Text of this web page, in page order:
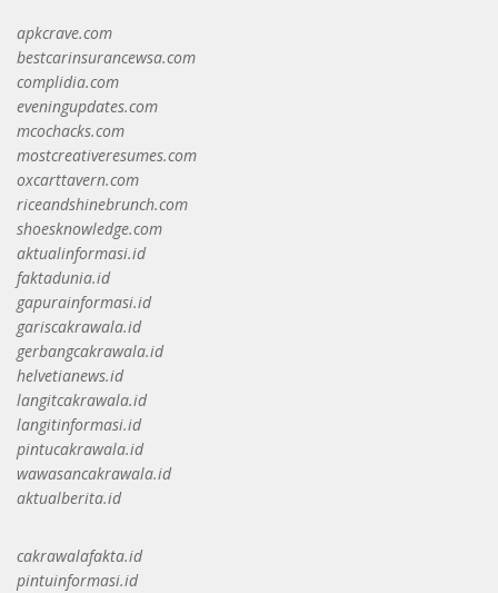
apkcrave.com
bestcarinsurancewsa.com
complidia.com
eveningupdates.com
mcochacks.com
mostcreativeresumes.com
oxcarttavern.com
riceandshinebrunch.com
shoesknowledge.com
aktualinformasi.id
faktadunia.id
gapurainformasi.id
gariscakrawala.id
gerbangcakrawala.id
helvetianews.id
langitcakrawala.id
langitinformasi.id
pintucakrawala.id
wawasancakrawala.id
aktualberita.id
cakrawalafakta.id
pintuinformasi.id